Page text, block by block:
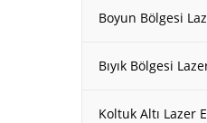
Boyun Bölgesi
Bıyık Bölgesi
Koltuk Altı Lazer